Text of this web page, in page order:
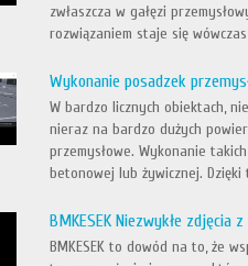
zwłaszcza w gałęzi
rozwiązaniem staje się
Wykonanie posadzek
W bardzo licznych obiektach,
nieraz na bardzo dużych
przemysłowe. Wykonanie
betonowej lub żywicznej.
BMKESEK Niezwykłe zdjęcia
BMKESEK to dowód na to, że